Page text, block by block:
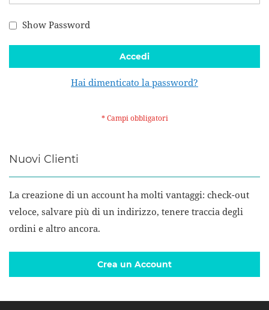
Show Password
Accedi
Hai dimenticato la password?
Nuovi Clienti
La creazione di un account ha molti vantaggi: check-out
veloce, salvare più di un indirizzo, tenere traccia degli
ordini e altro ancora.
Crea un Account